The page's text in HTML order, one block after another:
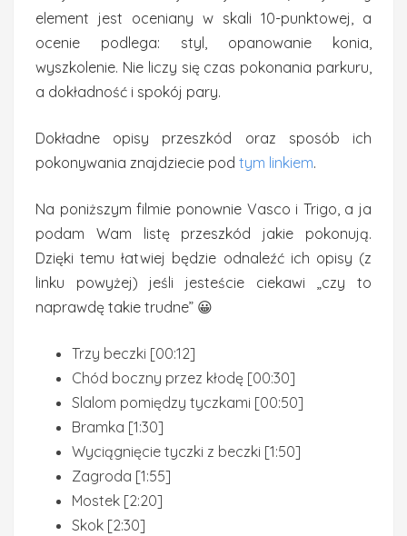
element jest oceniany w skali 10-punktowej, a
ocenie podlega: styl, opanowanie konia,
wyszkolenie. Nie liczy się czas pokonania parkuru,
a dokładność i spokój pary.
Dokładne opisy przeszkód oraz sposób ich
pokonywania znajdziecie pod tym linkiem.
Na poniższym filmie ponownie Vasco i Trigo, a ja
podam Wam listę przeszkód jakie pokonują.
Dzięki temu łatwiej będzie odnaleźć ich opisy (z
linku powyżej) jeśli jesteście ciekawi „czy to
naprawdę takie trudne” 😀
Trzy beczki [00:12]
Chód boczny przez kłodę [00:30]
Slalom pomiędzy tyczkami [00:50]
Bramka [1:30]
Wyciągnięcie tyczki z beczki [1:50]
Zagroda [1:55]
Mostek [2:20]
Skok [2:30]